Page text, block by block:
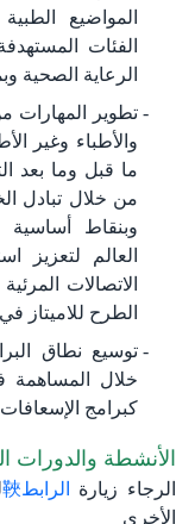
المواضيع
‏الفئات
الرعاية الصحية
تطوير المهارات
والأطباء وغير
ما قبل وما بعد
من خلال تبادل
وبنقاط
العالم لتعزيز
الاتصالات
الطرح للاميتاز
توسيع نطاق
خلال المساهمة
كبرامج الإسعافات
الأنشطة والدورات
الرجاء زيارة الرابط
الأخرى